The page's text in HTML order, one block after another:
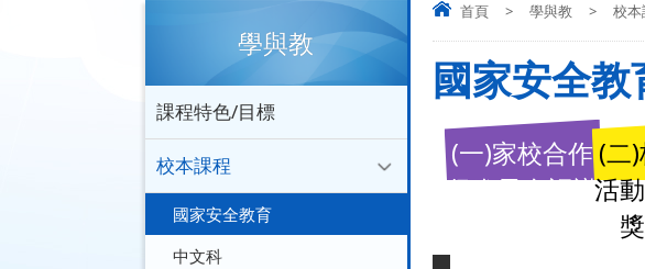
首頁 > 學與教 > 校本
國家安全教
(一)家校合作
促進子女認識
(二
活
學與教
課程特色/目標
校本課程
國家安全教育
中文科